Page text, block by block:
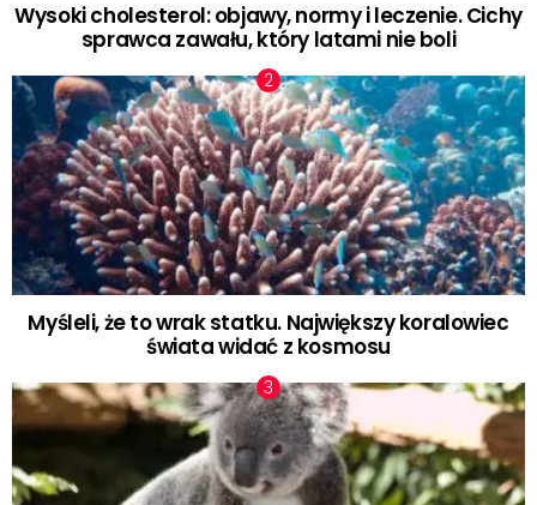
Wysoki cholesterol: objawy, normy i leczenie. Cichy
sprawca zawału, który latami nie boli
Myśleli, że to wrak statku. Największy koralowiec
świata widać z kosmosu